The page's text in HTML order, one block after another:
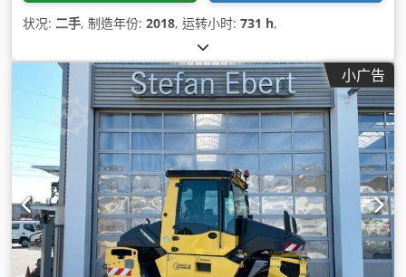
状况: 二手, 制造年份: 2018, 运转小时: 731 h,
小广告